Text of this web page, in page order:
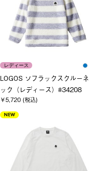
レディース
LOGOS ソフラックスクルーネ
ック（レディース）#34208
￥5,720 (税込)
NEW